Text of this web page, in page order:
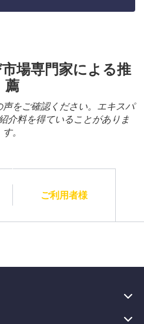
場専門家による推
薦
をご確認ください。エキスパ
介料を得ていることがありま
す。
ご利用者様